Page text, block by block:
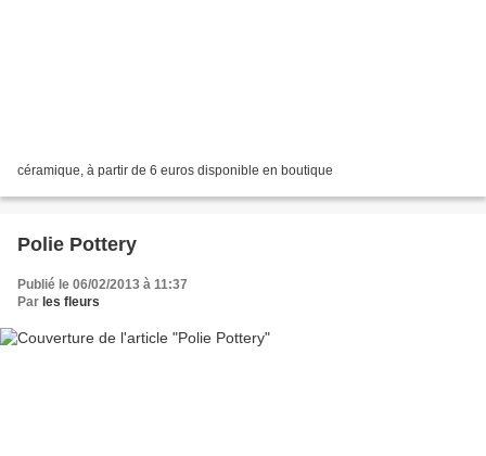
céramique, à partir de 6 euros disponible en boutique
Polie Pottery
Publié le 06/02/2013 à 11:37
Par les fleurs